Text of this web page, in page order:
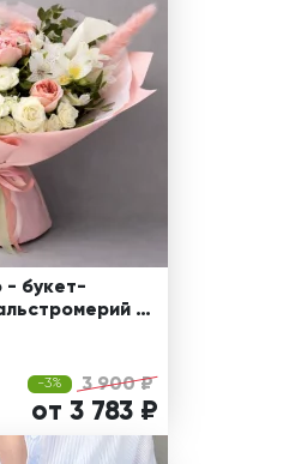
- букет-
и
-3% 3 900 ₽
от 3 783 ₽